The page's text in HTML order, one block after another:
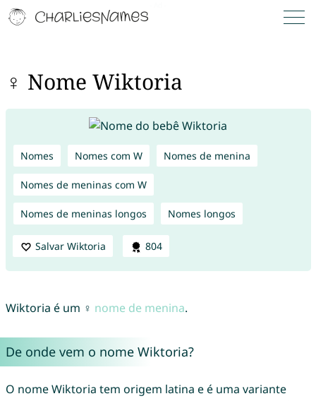
♀ Nome Wiktoria
Nomes Nomes com W Nomes de menina
Nomes de meninas com W
Nomes de meninas longos Nomes longos
Salvar Wiktoria 804
Wiktoria é um ♀ nome de menina.
De onde vem o nome Wiktoria?
O nome Wiktoria tem origem latina e é uma variante